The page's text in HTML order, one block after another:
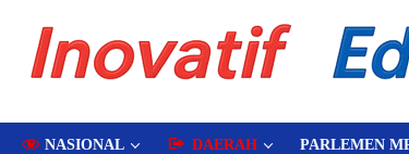
NASIONAL DAERAH PARLEMEN